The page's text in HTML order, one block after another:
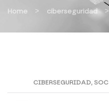
Home > ciberseguridad >
CIBERSEGURIDAD, SOC